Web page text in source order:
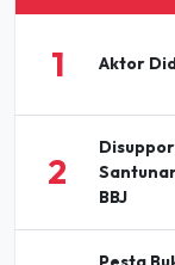
1 Aktor
2
BBJ